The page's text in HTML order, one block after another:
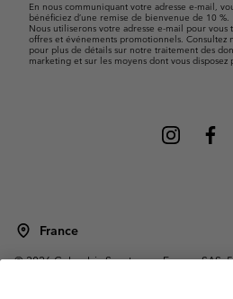
En nous communiquant votre adresse e-mail,
bénéficiez d’une remise de bienvenue de 10 %.
Nous utiliserons votre adresse e-mail pour
offres et événements promotionnels. Consultez
pour plus de détails sur notre traitement des
marketing et sur les moyens dont vous
France
©2026Columbia Sportswear Europe SAS.